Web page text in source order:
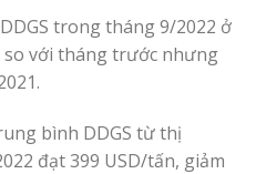
trong tháng 9/2022 ở
so với tháng trước nhưng
bình DDGS từ thị
đạt 399 USD/tấn, giảm